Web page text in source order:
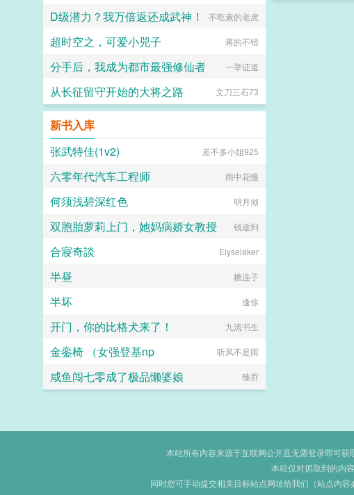
D级潜力？我万倍返还成武神！ 不吃素的老虎
超时空之，可爱小兕子 蒋的不错
分手后，我成为都市最强修仙者 一举证道
从长征留守开始的大将之路 文刀三石73
新书入库
张武特佳(1v2)
差不多小姐925
六零年代汽车工程师 雨中花慢
何须浅碧深红色 明月倾
双胞胎萝莉上门，她妈病娇女教授 钱途到
合寢奇談 Elyselaker
半昼 糖连子
半坏 逢你
开门，你的比格犬来了！ 九流书生
金銮椅 （女强登基np 听风不是雨
咸鱼闯七零成了极品懒婆娘 臻乔
本站所有内容来源于互联网公开且无需登录即可
本站仅对抓取到的内
同时您可手动提交相关目标站点网址给我们（站点内